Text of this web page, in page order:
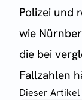
Polizei und
wie
die bei
Fallzahlen
Dieser Artikel